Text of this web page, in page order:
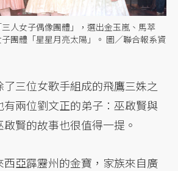
人女子偶像團體」，選出金玉嵐、馬萃
團體「星星月亮太陽」。 圖／聯合報系資
三位女歌手組成的飛鷹三姝之
兩位劉文正的弟子：巫啟賢與
賢的故事也很值得一提。
亞霹靂州的金寶，家族來自廣